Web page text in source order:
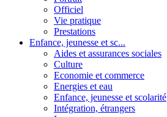
Officiel
Vie pratique
Prestations
Enfance, jeunesse et sc...
Aides et assurances sociales
Culture
Economie et commerce
Energies et eau
Enfance, jeunesse et scolarité
Intégration, étrangers